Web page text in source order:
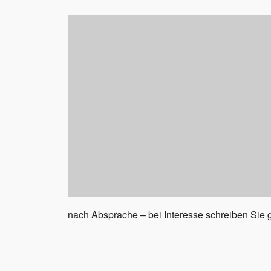
nach Absprache – bei Interesse schreiben Sie